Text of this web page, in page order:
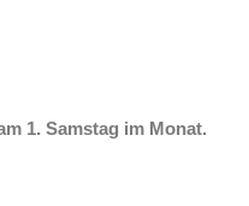
1. Samstag im Monat.